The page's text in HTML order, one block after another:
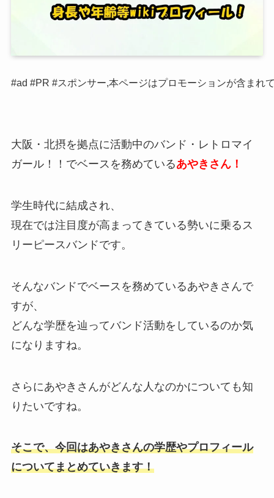
#ad #PR #スポンサー,本ページはプロモーションが含まれ
大阪・北摂を拠点に活動中のバンド・レトロマイ
ガール！！でベースを務めているあやきさん！
学生時代に結成され、
現在では注目度が高まってきている勢いに乗るス
リーピースバンドです。
そんなバンドでベースを務めているあやきさんで
すが、
どんな学歴を辿ってバンド活動をしているのか気
になりますね。
さらにあやきさんがどんな人なのかについても知
りたいですね。
そこで、今回はあやきさんの学歴やプロフィール
についてまとめていきます！